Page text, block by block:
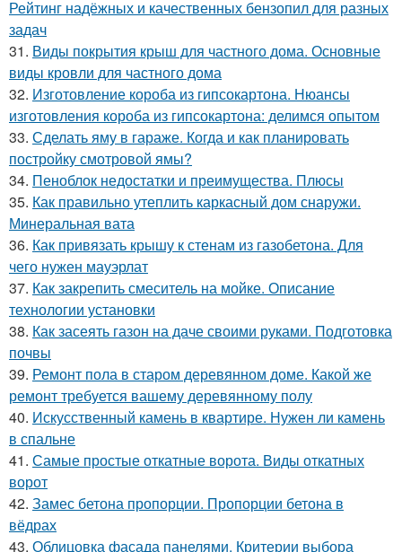
Рейтинг надёжных и качественных бензопил для разных
задач
31. Виды покрытия крыш для частного дома. Основные
виды кровли для частного дома
32. Изготовление короба из гипсокартона. Нюансы
изготовления короба из гипсокартона: делимся опытом
33. Сделать яму в гараже. Когда и как планировать
постройку смотровой ямы?
34. Пеноблок недостатки и преимущества. Плюсы
35. Как правильно утеплить каркасный дом снаружи.
Минеральная вата
36. Как привязать крышу к стенам из газобетона. Для
чего нужен мауэрлат
37. Как закрепить смеситель на мойке. Описание
технологии установки
38. Как засеять газон на даче своими руками. Подготовка
почвы
39. Ремонт пола в старом деревянном доме. Какой же
ремонт требуется вашему деревянному полу
40. Искусственный камень в квартире. Нужен ли камень
в спальне
41. Самые простые откатные ворота. Виды откатных
ворот
42. Замес бетона пропорции. Пропорции бетона в
вёдрах
43. Облицовка фасада панелями. Критерии выбора